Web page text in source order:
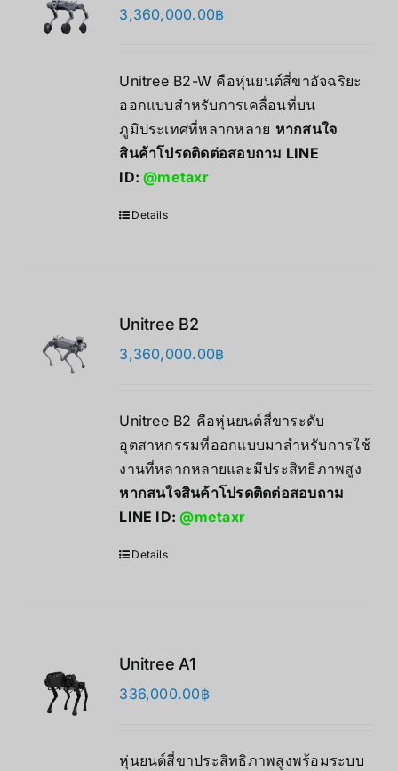
3,360,000.00฿
Unitree B2-W คือหุ่นยนต์สี่ขาอัจฉริยะ
ออกแบบสำหรับการเคลื่อนที่บน
ภูมิประเทศที่หลากหลาย หากสนใจ
สินค้าโปรดติดต่อสอบถาม LINE
ID:@metaxr
Details
Unitree B2
3,360,000.00฿
Unitree B2 คือหุ่นยนต์สี่ขาระดับ
อุตสาหกรรมที่ออกแบบมาสำหรับการใช้
งานที่หลากหลายและมีประสิทธิภาพสูง
หากสนใจสินค้าโปรดติดต่อสอบถาม
LINE ID:@metaxr
Details
Unitree A1
336,000.00฿
หุ่นยนต์สี่ขาประสิทธิภาพสูงพร้อมระบบ